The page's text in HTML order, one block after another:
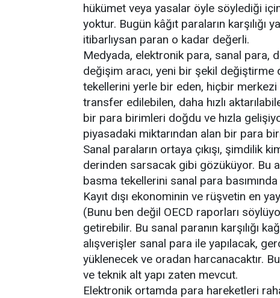
hükümet veya yasalar öyle söylediği
yoktur. Bugün kâğıt paraların karşılığı
itibarlıysan paran o kadar değerli.
Medyada, elektronik para, sanal para,
değişim aracı, yeni bir şekil
tekellerini yerle bir eden, hiçbir
transfer edilebilen, daha hızlı
bir para birimleri doğdu ve hızla
piyasadaki miktarından alan bir para
Sanal paraların ortaya çıkışı, şimdilik
derinden sarsacak gibi gözüküyor. Bu
basma tekellerini sanal para
Kayıt dışı ekonominin ve rüşvetin en
(Bunu ben değil OECD raporları
getirebilir. Bu sanal paranın karşılığı
alışverişler sanal para ile yapılacak,
yüklenecek ve oradan harcanacaktır.
ve teknik alt yapı zaten mevcut.
Elektronik ortamda para hareketleri